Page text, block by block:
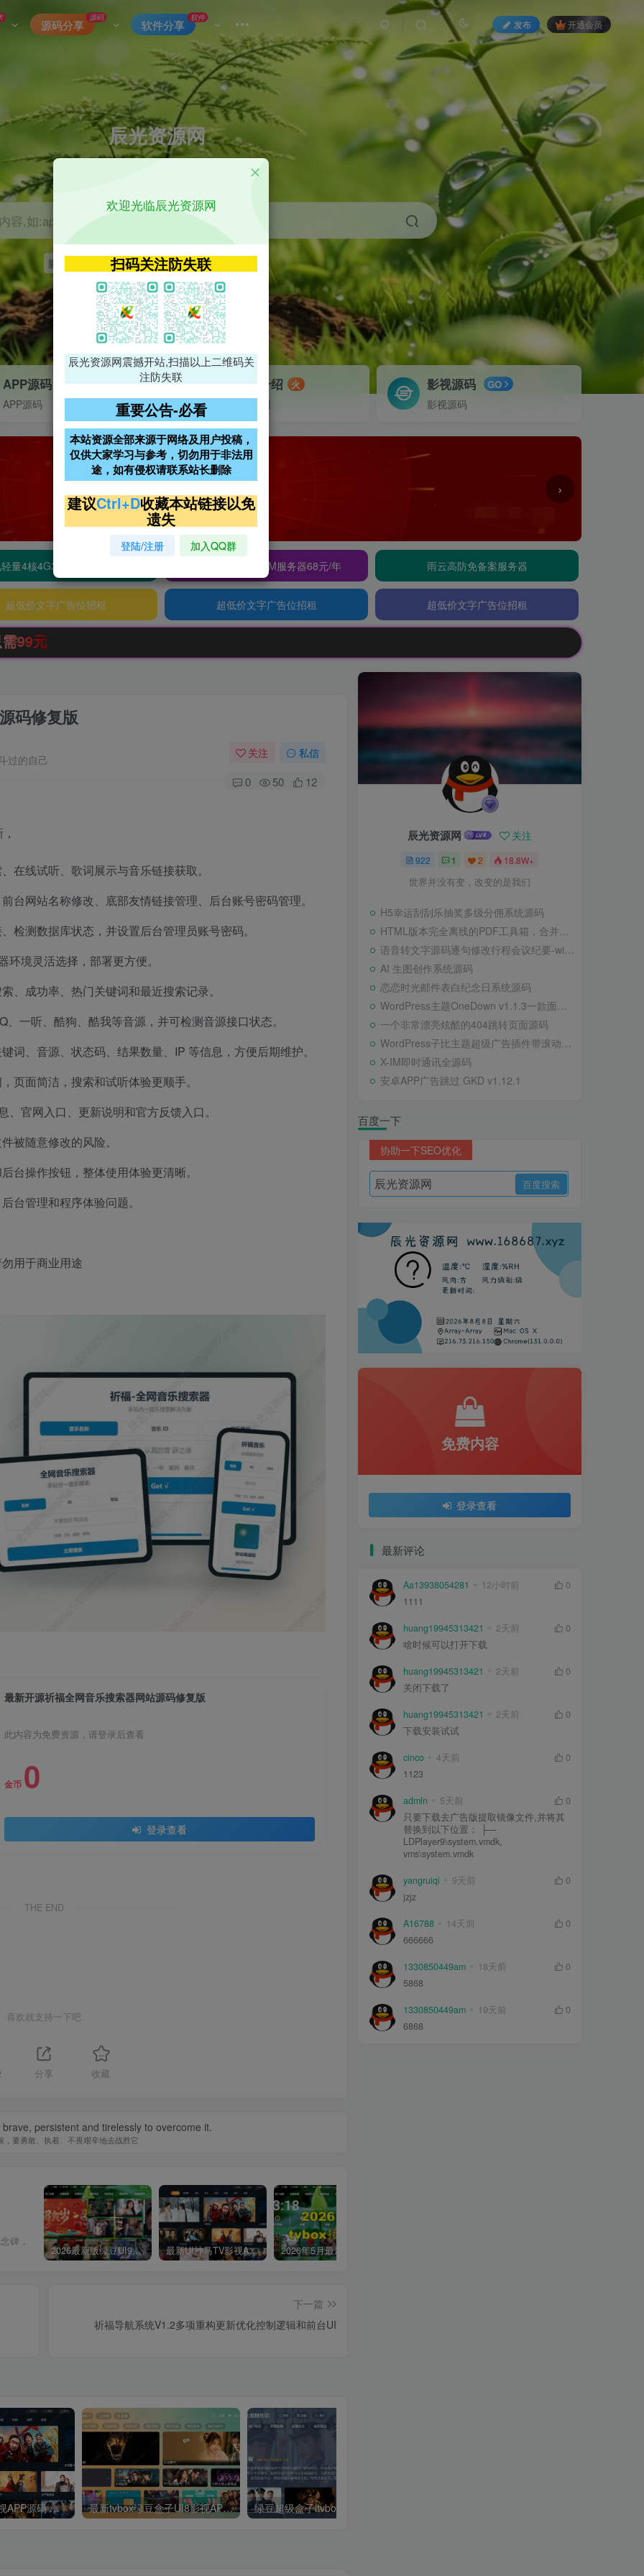
源码分享
源码
软件分享
软件
发布 开通会员
辰光资源网
优质的网络资源分享平台
容,如:app源码
影视 神马 getapp 原神
APP源码
APP源码
VIP特权介绍 火
VIP特权介绍
影视源码 GO
影视源码
›
量4核4G3M服务器38元/年 阿里云2核2G200M服务器68元/年 雨云高防免备案服务器
超低价文字广告位招租 超低价文字广告位招租 超低价文字广告位招租
码修复版
过的自己 关注 私信
0 50 12
在线试听、歌词展示与音乐链接获取。
台网站名称修改、底部友情链接管理、后台账号密码管理。
检测数据库状态，并设置后台管理员账号密码。
境灵活选择，部署更方便。
、成功率、热门关键词和最近搜索记录。
一听、酷狗、酷我等音源，并可检测音源接口状态。
词、音源、状态码、结果数量、IP 等信息，方便后期维护。
页面简洁，搜索和试听体验更顺手。
、官网入口、更新说明和官方反馈入口。
被随意修改的风险。
台操作按钮，整体使用体验更清晰。
台管理和程序体验问题。
用于商业用途
最新开源祈福全网音乐搜索器网站源码修复版
此内容为免费资源，请登录后查看
金币 0
登录查看
THE END
喜欢就支持一下吧
分享 收藏
persistent and tirelessly to overcome it.
，要勇敢、执着、不畏艰辛地去战胜它
碑，
2026最新版绿豆UI9双端影视APP源码 最新UI神马TV影视APP源码 乐檬影视苹果CMS后台 包含前后端源码
下一篇
祈福导航系统V1.2多项重构更新优化控制逻辑和前台UI
最新UI神马TV影视APP源码 乐檬影视苹果CMS后台 包含前后端源码 最新tvbox绿豆盒子UI8影视APP源码新增后台添加直播及加密功能 TV端影视APP反编译源码支持会员系统/代理系统/直播/自带免签收款/批量生成卡密
辰光资源网 关注
922 1 2 18.8W+
世界并没有变，改变的是我们
H5幸运刮刮乐抽奖多级分佣系统源码
HTML版本完全离线的PDF工具箱，合并、拆分、旋转、删除、PDF转图片、图片转PDF
语音转文字源码逐句修改行程会议纪要-wisper版本
AI 生图创作系统源码
恋恋时光邮件表白纪念日系统源码
WordPress主题OneDown v1.1.3一款面向个人站长的资源下载、技术教程、内容资讯类站点的 WordPress 主题
一个非常漂亮炫酷的404跳转页面源码
WordPress子比主题超级广告插件带滚动公告
X-IM即时通讯全源码
安卓APP广告跳过 GKD v1.12.1
百度一下
协助一下SEO优化
免费内容
登录查看
最新评论
Aa13938054281 12小时前
0
1111
huang19945313421 2天前
0
啥时候可以打开下载
huang19945313421 2天前
0
关闭下载了
huang19945313421 2天前
0
下载安装试试
cinco 4天前
0
1123
admln 5天前
0
只要下载去广告版提取镜像文件,并将其
替换到以下位置： ├—
LDPlayer9\system.vmdk,
vms\system.vmdk
yangruiqi 9天前
0
jzjz
A16788 14天前
0
666666
1330850449am 18天前
0
5868
1330850449am 19天前
0
6868
欢迎光临辰光资源网
扫码关注防失联
辰光资源网震撼开站,扫描以上二维码关
注防失联
重要公告-必看
本站资源全部来源于网络及用户投稿，
仅供大家学习与参考，切勿用于非法用
途，如有侵权请联系站长删除
建议Ctrl+D收藏本站链接以免
遗失
登陆/注册 加入QQ群